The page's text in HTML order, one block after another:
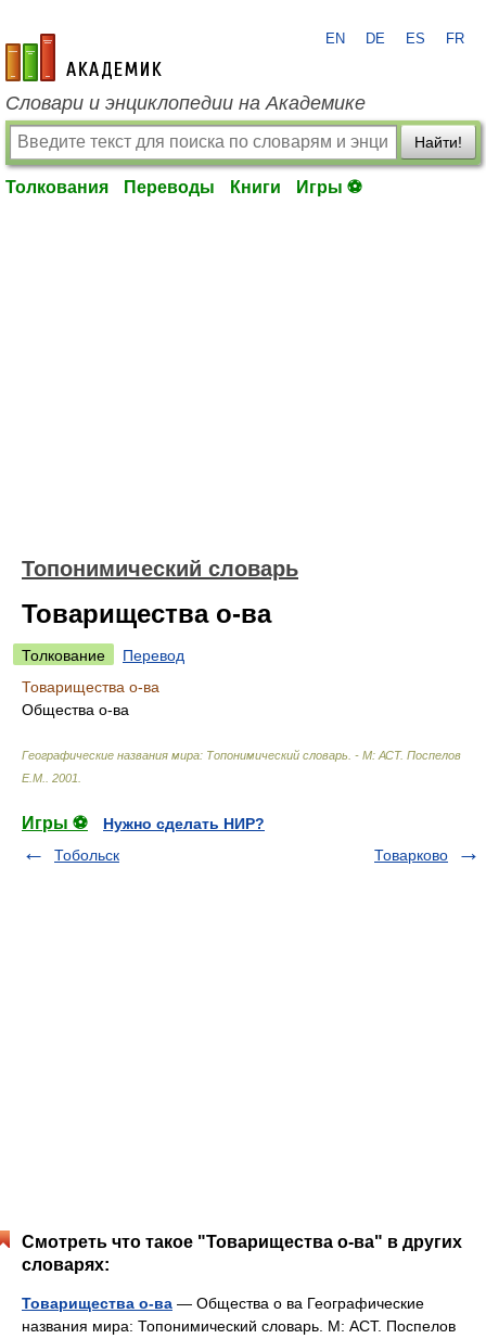
academic.ru
EN DE ES FR
Словари и энциклопедии на Академике
Найти!
Толкования Переводы Книги Игры ⚽
Топонимический словарь
Товарищества о-ва
Толкование
Перевод
Товарищества о-ва
Общества о-ва
Географические названия мира: Топонимический словарь. - М: АСТ. Поспелов
Е.М.
2001
Игры ⚽
Нужно сделать НИР?
Тобольск
Товарково
Смотреть что такое "Товарищества о-ва" в других
словарях:
Товарищества о-ва — Общества о ва Географические
названия мира: Топонимический словарь. М: АСТ. Поспелов